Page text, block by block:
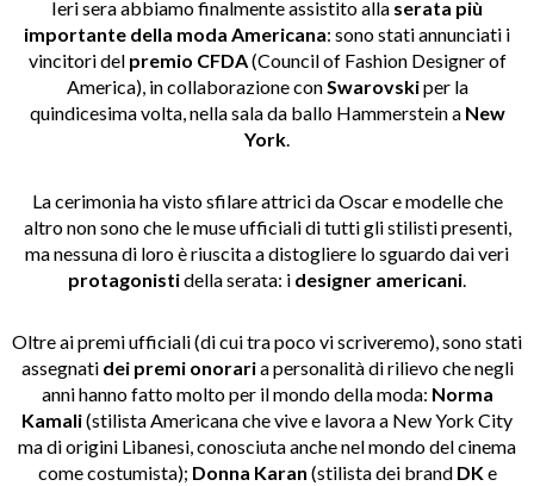
Ieri sera abbiamo finalmente assistito alla serata più
importante della moda Americana: sono stati annunciati i
vincitori del premio CFDA(Council of Fashion Designer of
America), in collaborazione conSwarovskiper la
quindicesima volta, nella sala da ballo Hammerstein a New
York.
La cerimonia ha visto sfilare attrici da Oscar e modelle che
altro non sono che le muse ufficiali di tutti gli stilisti presenti,
ma nessuna di loro è riuscita a distogliere lo sguardo dai veri
protagonistidella serata: i designer americani.
Oltre ai premi ufficiali (di cui tra poco vi scriveremo), sono stati
assegnati dei premi onoraria personalità di rilievo che negli
anni hanno fatto molto per il mondo della moda: Norma
Kamali(stilista Americana che vive e lavora a New York City
ma di origini Libanesi, conosciuta anche nel mondo del cinema
come costumista); Donna Karan (stilista dei brand DKe